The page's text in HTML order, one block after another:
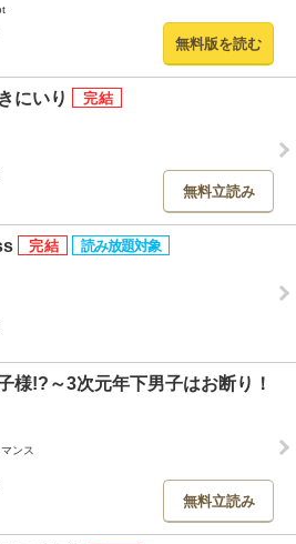
無料版を読む
にいり
無料立読み
様!?～3次元年下男子はお断り！
ンス
無料立読み